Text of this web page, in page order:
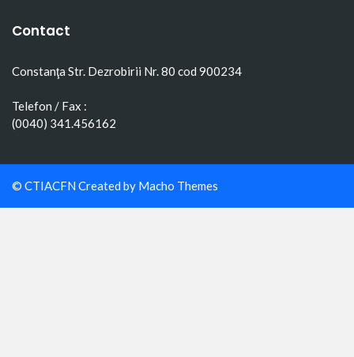
Contact
Constanţa Str. Dezrobirii Nr. 80 cod 900234
Telefon / Fax :
(0040) 341.456162
© CTIACFN Created by Macho Themes